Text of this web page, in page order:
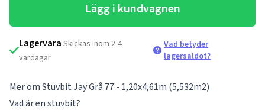
Lägg i kundvagnen
Lagervara Skickas inom 2-4
vardagar
Vad betyder
lagersaldot?
Mer om Stuvbit Jay Grå 77 - 1,20x4,61m (5,532m2)
Vad är en stuvbit?